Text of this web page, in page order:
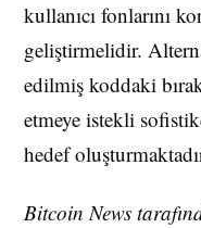
kullanıcı fonlarını
geliştirmelidir.
edilmiş koddaki
etmeye istekli
hedef
Bitcoin News